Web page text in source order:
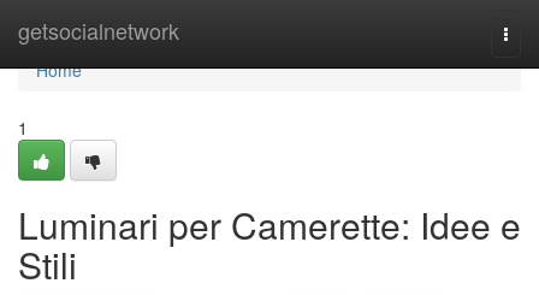
getsocialnetwork
Home
Home
1
Luminari per Camerette: Idee e
Stili